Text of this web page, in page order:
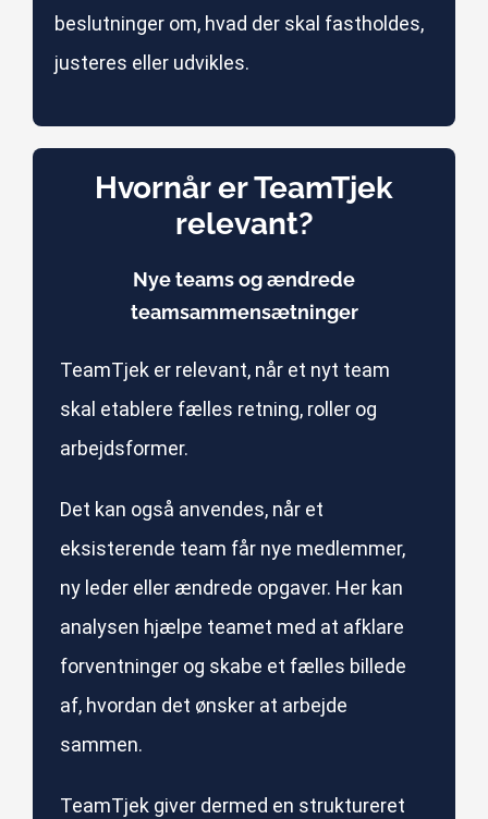
beslutninger om, hvad der skal fastholdes,
justeres eller udvikles.
Hvornår er TeamTjek
relevant?
Nye teams og ændrede
teamsammensætninger
TeamTjek er relevant, når et nyt team
skal etablere fælles retning, roller og
arbejdsformer.
Det kan også anvendes, når et
eksisterende team får nye medlemmer,
ny leder eller ændrede opgaver. Her kan
analysen hjælpe teamet med at afklare
forventninger og skabe et fælles billede
af, hvordan det ønsker at arbejde
sammen.
TeamTjek giver dermed en struktureret